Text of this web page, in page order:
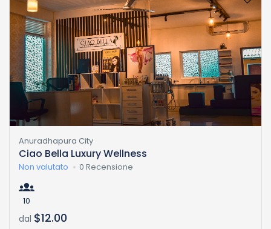
Anuradhapura City
Ciao Bella Luxury Wellness
Non valutato 0 Recensione
10
dal $12.00